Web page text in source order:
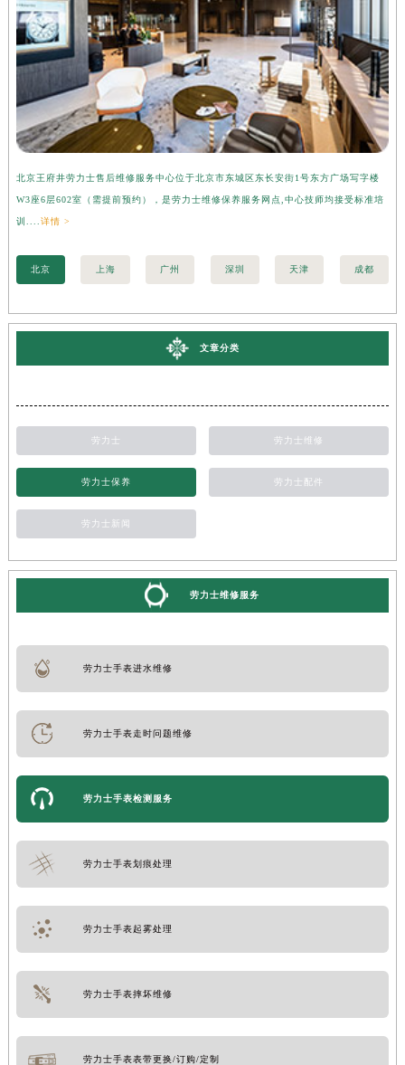
北京王府井劳力士售后维修服务中心位于北京市东城区东长安街1号东方广场写字楼
W3座6层602室（需提前预约），是劳力士维修保养服务网点,中心技师均接受标准培
训....详情 >
北京 上海 广州 深圳 天津 成都
文章分类
劳力士 劳力士维修
劳力士保养 劳力士配件
劳力士新闻
劳力士维修服务
劳力士手表进水维修
劳力士手表走时问题维修
劳力士手表检测服务
劳力士手表划痕处理
劳力士手表起雾处理
劳力士手表摔坏维修
劳力士手表表带更换/订购/定制